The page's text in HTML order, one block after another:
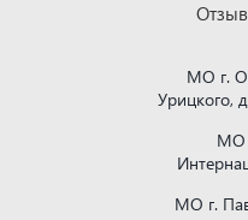
МО г.
Урицкого,
МО
МО г.